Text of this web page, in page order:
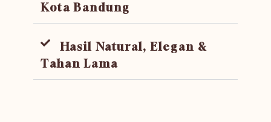
Kota Bandung
Hasil Natural, Elegan &
Tahan Lama